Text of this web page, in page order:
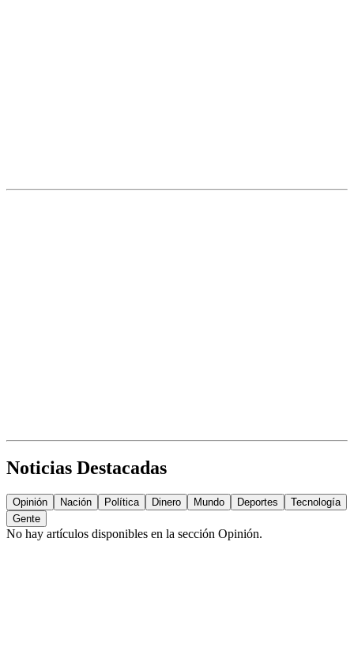
Noticias Destacadas
Opinión Nación Política Dinero Mundo Deportes
Tecnología
Gente
No hay artículos disponibles en la sección Opinión.